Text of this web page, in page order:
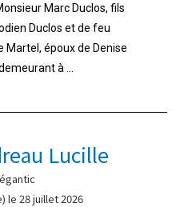
Marc Duclos, fils
Duclos et de feu
Martel, époux de Denise
à ...
Lucille
le 28 juillet 2026